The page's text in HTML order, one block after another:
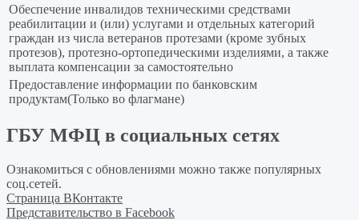
Обеспечение инвалидов техническими средствами
реабилитации и (или) услугами и отдельных категорий
граждан из числа ветеранов протезами (кроме зубных
протезов), протезно-ортопедическими изделиями, а также
выплата компенсации за самостоятельно
Предоставление информации по банковским
продуктам(Только во флагмане)
ГБУ МФЦ в социальных сетях
Ознакомиться с обновлениями можно также популярных
соц.сетей.
Страница ВКонтакте
Представительство в Facebook